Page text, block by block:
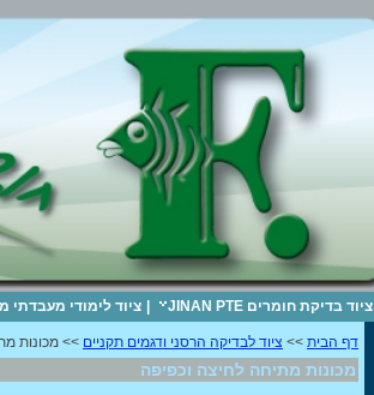
ציוד בדיקת חומרים JINAN PTE ציוד לימודי מעבדתי
דף הבית >> ציוד לבדיקה הרסני ודגמים תקניים >> מכונות
מכונות מתיחה לחיצה וכפיפה